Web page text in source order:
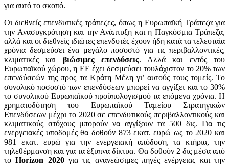
για αυτό το σκοπό.
Οι διεθνείς επενδυτικές τράπεζες, όπως η Ευρωπαϊκή Τράπεζα για
την Ανασυγκρότηση και την Ανάπτυξη και η Παγκόσμια Τράπεζα,
αλλά και οι διεθνείς ιδιώτες επενδυτές έχουν ήδη κατά τα τελευταία
χρόνια δεσμεύσει ένα μεγάλο ποσοστό για τις περιβαλλοντικές,
κλιματικές και βιώσιμες επενδύσεις. Αλλά και εντός του
Ευρωπαϊκού χώρου, η ΕΕ έχει δεσμεύσει τουλάχιστον το 20% των
επενδύσεών της προς τα Κράτη Μέλη γι’ αυτούς τους τομείς. Το
συνολικό ποσοστό των επενδύσεων μπορεί να αγγίξει και το 30%
το συνολικού Ευρωπαϊκού προϋπολογισμού τα επόμενα χρόνια. Η
χρηματοδότηση του Ευρωπαϊκού Ταμείου Στρατηγικών
Επενδύσεων μέχρι το 2020 σε επενδυτικούς περιβαλλοντικούς και
κλιματικούς στόχους μπορούν να αγγίξουν τα 500 δις. Για τις
ενεργειακές υποδομές θα δοθούν 873 εκατ. ευρώ ως το 2020 και
981 εκατ. ευρώ για την ενεργειακή απόδοση, τα κτήρια, την
τηλεθέρμανση και για τα έξυπνα δίκτυα. Θα δοθούν 2 δις μέσα από
τοHorizon 2020για τις ανανεώσιμες πηγές ενέργειας και την